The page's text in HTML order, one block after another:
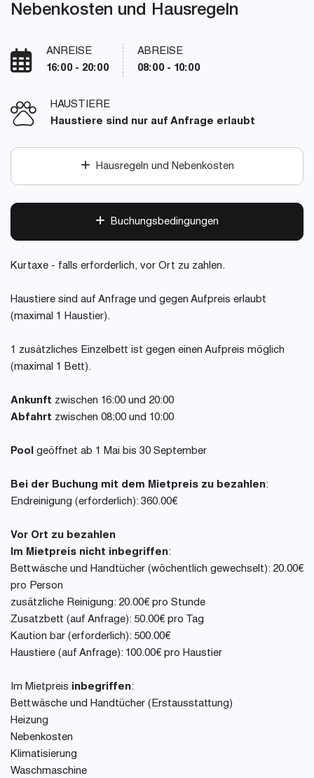
Nebenkosten und Hausregeln
ANREISE
16:00 - 20:00
ABREISE
08:00 - 10:00
HAUSTIERE
Haustiere sind nur auf Anfrage erlaubt
Hausregeln und Nebenkosten
Buchungsbedingungen
Kurtaxe - falls erforderlich, vor Ort zu zahlen.
Haustiere sind auf Anfrage und gegen Aufpreis erlaubt
(maximal 1 Haustier).
1 zusätzliches Einzelbett ist gegen einen Aufpreis möglich
(maximal 1 Bett).
Ankunft zwischen 16:00 und 20:00
Abfahrt zwischen 08:00 und 10:00
Pool geöffnet ab 1 Mai bis 30 September
Bei der Buchung mit dem Mietpreis zu bezahlen:
Endreinigung (erforderlich): 360.00€
Vor Ort zu bezahlen
Im Mietpreis nicht inbegriffen:
Bettwäsche und Handtücher (wöchentlich gewechselt): 20.00€
pro Person
zusätzliche Reinigung: 20.00€ pro Stunde
Zusatzbett (auf Anfrage): 50.00€ pro Tag
Kaution bar (erforderlich): 500.00€
Haustiere (auf Anfrage): 100.00€ pro Haustier
Im Mietpreis inbegriffen:
Bettwäsche und Handtücher (Erstausstattung)
Heizung
Nebenkosten
Klimatisierung
Waschmaschine